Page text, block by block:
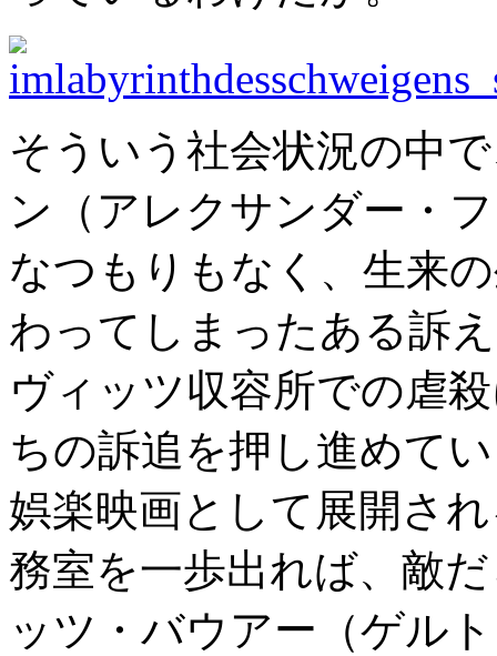
そういう社会状況の中
ン（アレクサンダー・
なつもりもなく、生来
わってしまったある訴
ヴィッツ収容所での虐
ちの訴追を押し進めて
娯楽映画として展開さ
務室を一歩出れば、敵
ッツ・バウアー（ゲル